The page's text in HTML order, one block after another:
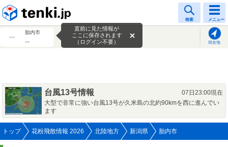
検索 メニュー
胎内市
---
現在地
直前に見た情報が
ここに保存されます
（ログイン不要）
台風13号情報
07日23:00現在
大型で非常に強い台風13号が久米島の北約90kmを西に進んでい
ます
トップ 花粉飛散情報 2026 北陸地方 新潟県 胎内市